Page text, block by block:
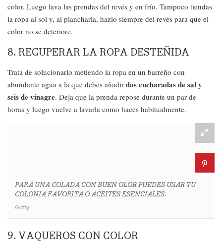
color. Luego lava las prendas del revés y en frío. Tampoco tiendas
la ropa al sol y, al plancharla, hazlo siempre del revés para que el
color no se deteriore.
8. RECUPERAR LA ROPA DESTEÑIDA
Trata de solucionarlo metiendo la ropa en un barreño con
abundante agua a la que debes añadir dos cucharadas de sal y
seis de vinagre. Deja que la prenda repose durante un par de
horas y luego vuelve a lavarla como haces habitualmente.
PARA UNA COLADA CON BUEN OLOR PUEDES USAR TU
COLONIA FAVORITA O ACEITES ESENCIALES.
Getty
9. VAQUEROS CON COLOR